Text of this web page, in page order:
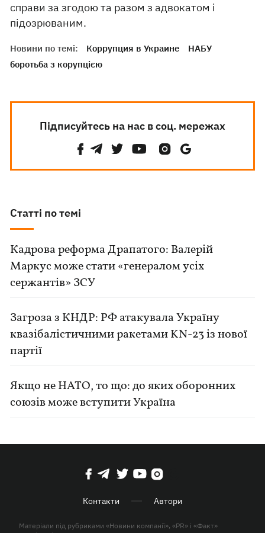
справи за згодою та разом з адвокатом і
підозрюваним.
Новини по темі: Коррупция в Украине
НАБУ
боротьба з корупцією
Підписуйтесь на нас в соц. мережах
Статті по темі
Кадрова реформа Драпатого: Валерій
Маркус може стати «генералом усіх
сержантів» ЗСУ
Загроза з КНДР: РФ атакувала Україну
квазібалістичними ракетами KN-23 із нової
партії
Якщо не НАТО, то що: до яких оборонних
союзів може вступити Україна
Контакти Автори
Матеріали під рубриками «Новини компанії», «PR» і «Факт»